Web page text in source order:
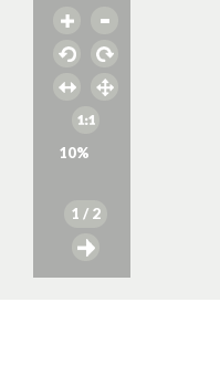
10%
1 / 2